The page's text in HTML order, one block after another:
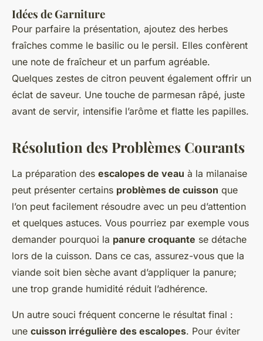
Idées de Garniture
Pour parfaire la présentation, ajoutez des herbes
fraîches comme le basilic ou le persil. Elles confèrent
une note de fraîcheur et un parfum agréable.
Quelques zestes de citron peuvent également offrir un
éclat de saveur. Une touche de parmesan râpé, juste
avant de servir, intensifie l’arôme et flatte les papilles.
Résolution des Problèmes Courants
La préparation des escalopes de veau à la milanaise
peut présenter certains problèmes de cuisson que
l’on peut facilement résoudre avec un peu d’attention
et quelques astuces. Vous pourriez par exemple vous
demander pourquoi la panure croquante se détache
lors de la cuisson. Dans ce cas, assurez-vous que la
viande soit bien sèche avant d’appliquer la panure;
une trop grande humidité réduit l’adhérence.
Un autre souci fréquent concerne le résultat final :
une cuisson irrégulière des escalopes. Pour éviter